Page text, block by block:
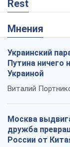
Rest
Мнения
Украинский
Путина ничего
Украиной
Виталий
Москва
дружба
России от